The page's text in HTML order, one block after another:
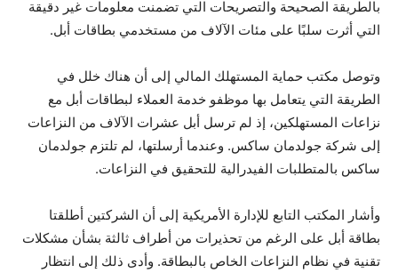
بالطريقة الصحيحة والتصريحات التي تضمنت معلومات غير دقيقة
التي أثرت سلبًا على مئات الآلاف من مستخدمي بطاقات أبل.
وتوصل مكتب حماية المستهلك المالي إلى أن هناك خلل في
الطريقة التي يتعامل بها موظفو خدمة العملاء لبطاقات أبل مع
نزاعات المستهلكين، إذ لم ترسل أبل عشرات الآلاف من النزاعات
إلى شركة جولدمان ساكس. وعندما أرسلتها، لم تلتزم جولدمان
ساكس بالمتطلبات الفيدرالية للتحقيق في النزاعات.
وأشار المكتب التابع للإدارة الأمريكية إلى أن الشركتين أطلقتا
بطاقة أبل على الرغم من تحذيرات من أطراف ثالثة بشأن مشكلات
تقنية في نظام النزاعات الخاص بالبطاقة. وأدى ذلك إلى انتظار